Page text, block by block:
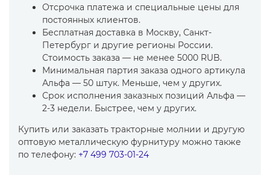
Отсрочка платежа и специальные цены для
постоянных клиентов.
Бесплатная доставка в Москву, Санкт-
Петербург и другие регионы России.
Стоимость заказа — не менее 5000 RUB.
Минимальная партия заказа одного артикула
Альфа — 50 штук. Меньше, чем у других.
Срок исполнения заказных позиций Альфа —
2-3 недели. Быстрее, чем у других.
Купить или заказать тракторные молнии и другую
оптовую металлическую фурнитуру можно также
по телефону: +7 499 703-01-24